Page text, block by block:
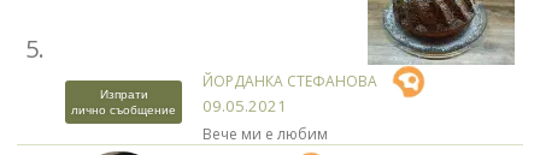
5.
Изпрати
лично съобщение
ЙОРДАНКА СТЕФАНОВА
09.05.2021
Вече ми е любим